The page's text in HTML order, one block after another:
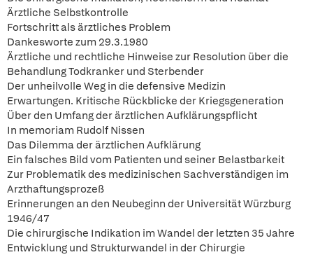
Ärztliche Selbstkontrolle
Fortschritt als ärztliches Problem
Dankesworte zum 29.3.1980
Ärztliche und rechtliche Hinweise zur Resolution über die
Behandlung Todkranker und Sterbender
Der unheilvolle Weg in die defensive Medizin
Erwartungen. Kritische Rückblicke der Kriegsgeneration
Über den Umfang der ärztlichen Aufklärungspflicht
In memoriam Rudolf Nissen
Das Dilemma der ärztlichen Aufklärung
Ein falsches Bild vom Patienten und seiner Belastbarkeit
Zur Problematik des medizinischen Sachverständigen im
Arzthaftungsprozeß
Erinnerungen an den Neubeginn der Universität Würzburg
1946/47
Die chirurgische Indikation im Wandel der letzten 35 Jahre
Entwicklung und Strukturwandel in der Chirurgie